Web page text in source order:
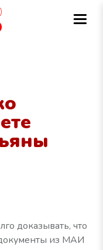
доказывать, что
из МАИ